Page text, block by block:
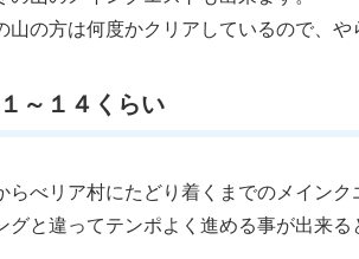
山の方は何度かクリアしているので、
～１４くらい
らべリア村にたどり着くまでのメイン
グと違ってテンポよく進める事が出来る